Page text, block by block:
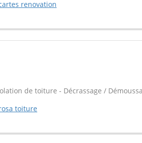
renovation
de toiture - Décrassage /
toiture